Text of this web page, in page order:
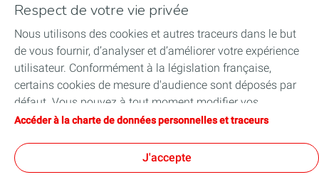
Certificats d'économies d'énergie
Nos partenaires
Collaborer avec TotalEnergies
Accessibilité
Respect de votre vie privée
Nous utilisons des cookies et autres traceurs dans le but
de vous fournir, d’analyser et d’améliorer votre expérience
utilisateur. Conformément à la législation française,
certains cookies de mesure d'audience sont déposés par
défaut. Vous pouvez à tout moment modifier vos
paramètres de cookies en cliquant sur le bouton « Gérer
vous acceptez le dépôt de l’ensemble des cookies. Dans le
cas où vous cliquez sur « Je refuse », seuls les cookies
Accéder à la charte de données personnelles et traceurs
J'accepte